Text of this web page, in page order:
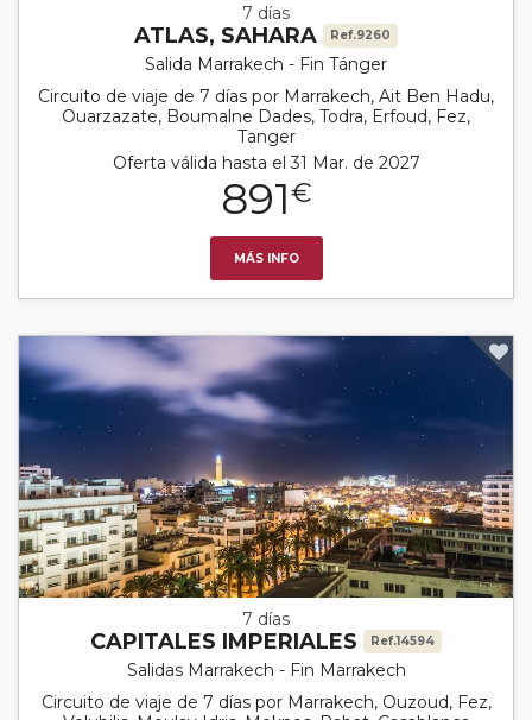
7 días
ATLAS, SAHARA Ref.9260
Salida Marrakech - Fin Tánger
Circuito de viaje de 7 días por Marrakech, Ait Ben Hadu,
Ouarzazate, Boumalne Dades, Todra, Erfoud, Fez,
Tanger
Oferta válida hasta el 31 Mar. de 2027
891€
MÁS INFO
7 días
CAPITALES IMPERIALES Ref.14594
Salidas Marrakech - Fin Marrakech
Circuito de viaje de 7 días por Marrakech, Ouzoud, Fez,